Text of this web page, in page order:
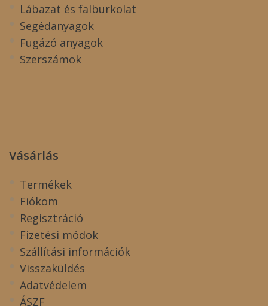
Lábazat és falburkolat
Segédanyagok
Fugázó anyagok
Szerszámok
Vásárlás
Termékek
Fiókom
Regisztráció
Fizetési módok
Szállítási információk
Visszaküldés
Adatvédelem
ÁSZF